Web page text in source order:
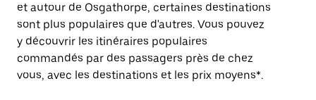
et autour de Osgathorpe, certaines destinations
sont plus populaires que d'autres. Vous pouvez
y découvrir les itinéraires populaires
commandés par des passagers près de chez
vous, avec les destinations et les prix moyens*.